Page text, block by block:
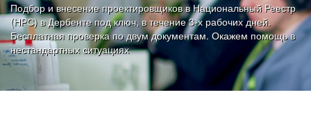
Подбор и внесение проектировщиков в Национальный Реестр
(НРС) в Дербенте под ключ, в течение 3-х рабочих дней.
Бесплатная проверка по двум документам. Окажем помощь в
нестандартных ситуациях